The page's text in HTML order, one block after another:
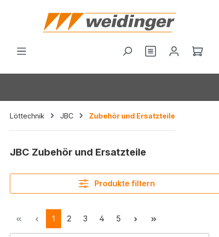
springen
Löttechnik JBC Zubehör und Ersatzteile
JBC Zubehör und Ersatzteile
Produkte filtern
Seite
1 Seite
2 Seite
3 Seite
4 Seite
5